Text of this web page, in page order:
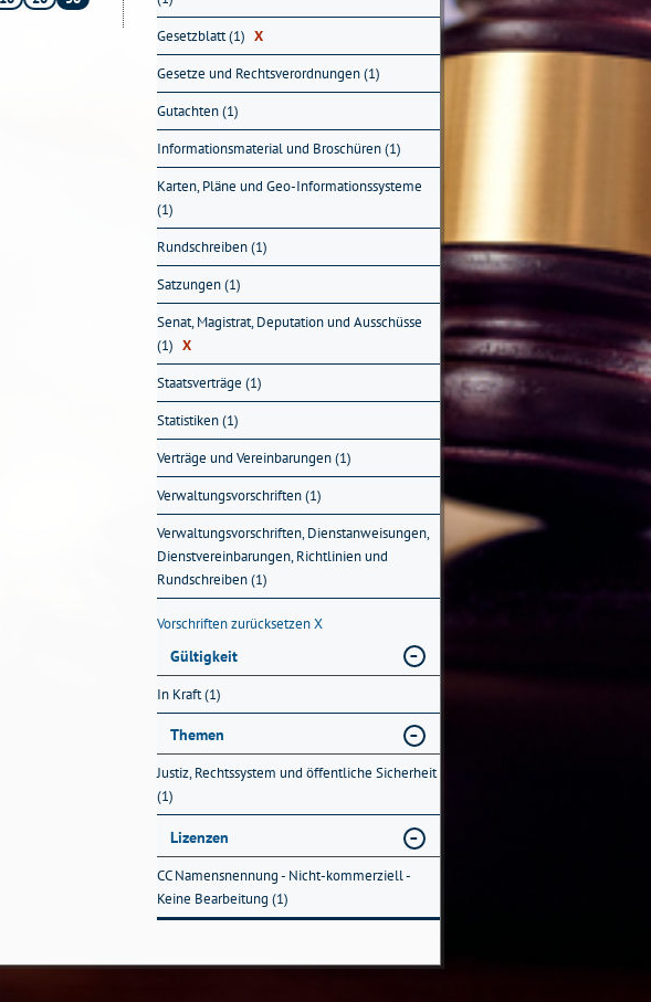
Gesetzblatt (1) X
Gesetze und Rechtsverordnungen (1)
Gutachten (1)
Informationsmaterial und Broschüren (1)
Karten, Pläne und Geo-Informationssysteme
(1)
Rundschreiben (1)
Satzungen (1)
Senat, Magistrat, Deputation und Ausschüsse
(1) X
Staatsverträge (1)
Statistiken (1)
Verträge und Vereinbarungen (1)
Verwaltungsvorschriften (1)
Verwaltungsvorschriften, Dienstanweisungen,
Dienstvereinbarungen, Richtlinien und
Rundschreiben (1)
Vorschriften zurücksetzenX
Gültigkeit
In Kraft (1)
Themen
Justiz, Rechtssystem und öffentliche Sicherheit
(1)
Lizenzen
CC Namensnennung - Nicht-kommerziell -
Keine Bearbeitung (1)